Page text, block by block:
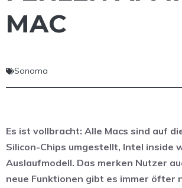
MAC
Sonoma
Es ist vollbracht: Alle Macs sind auf
Silicon-Chips umgestellt, Intel inside
Auslaufmodell. Das merken Nutzer
neue Funktionen gibt es immer öfter